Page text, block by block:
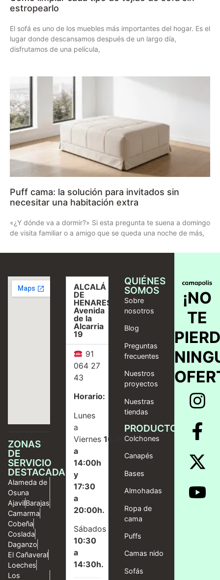
estropearlo
El sofá es uno de los muebles más importantes del hogar. Es el
lugar donde descansamos después de un largo día,
disfrutamos de una película,
Puff cama: la solución para invitados sin
necesitar una habitación extra
«¿Y dónde va a dormir?» Si esta pregunta te suena a domingo
de visita familiar o a amigo que se queda una noche de más,
ZONAS
DE
SERVICIO
DESTACADAS
Alameda de
Osuna
AjavilBarajas
Camarma
Cobeña
Coslada
Daganzo
El Cañaveral
Loeches
Los
ALCALÁ
DE
HENARES,
Avenida
de la
Alcarria
19
91
064 27
43
Horario:
Lunes
a
Viernes10:00
a
14:00h
y
17:30
a
20:00h.
Sábados
10:30
a
14:30h.
QUIÉNES
SOMOS
Sobre
nosotros
Blog
Preguntas
frecuentes
Nuestros
proyectos
Nuestras
tiendas
PRODUCTOS
Colchones
Canapés
Bases
Almohadas
Ropa de
cama
Puffs
Camas nido
Sofás
¡NO
TE